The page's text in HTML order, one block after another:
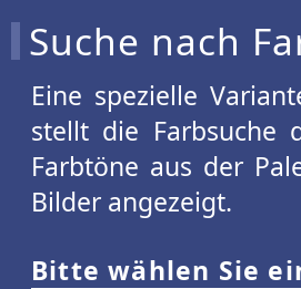
Suche nach
Eine spezielle
stellt die Farbsuche
Farbtöne aus der
Bilder angezeigt.
Bitte wählen Sie